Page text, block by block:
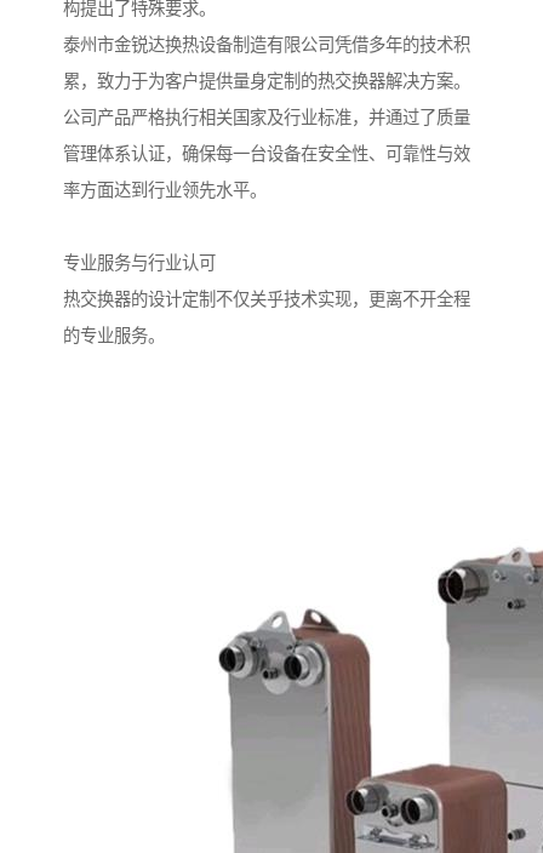
构提出了特殊要求。
泰州市金锐达换热设备制造有限公司凭借多年的技术积
累，致力于为客户提供量身定制的热交换器解决方案。
公司产品严格执行相关国家及行业标准，并通过了质量
管理体系认证，确保每一台设备在安全性、可靠性与效
率方面达到行业领先水平。
专业服务与行业认可
热交换器的设计定制不仅关乎技术实现，更离不开全程
的专业服务。